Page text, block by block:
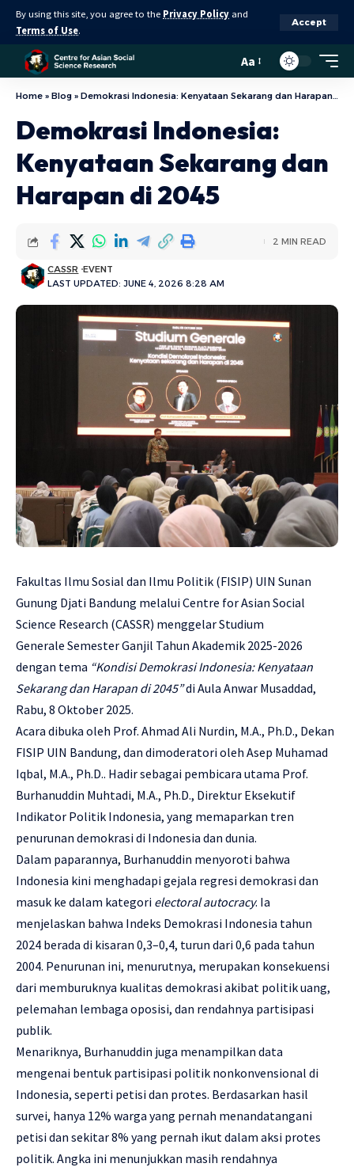
By using this site, you agree to the Privacy Policy and
Terms of Use.
Accept
Aa
Home » Blog » Demokrasi Indonesia: Kenyataan Sekarang dan Harapan di 2045
Demokrasi Indonesia:
Kenyataan Sekarang dan
Harapan di 2045
LAST UPDATED: JUNE 4, 2026 8:28 AM
CASSR EVENT
2 MIN READ
Fakultas Ilmu Sosial dan Ilmu Politik (FISIP) UIN Sunan
Gunung Djati Bandung melalui Centre for Asian Social
Science Research (CASSR) menggelar Studium
Generale Semester Ganjil Tahun Akademik 2025-2026
dengan tema “Kondisi Demokrasi Indonesia: Kenyataan
Sekarang dan Harapan di 2045”di Aula Anwar Musaddad,
Rabu, 8 Oktober 2025.
Acara dibuka oleh Prof. Ahmad Ali Nurdin, M.A., Ph.D., Dekan
FISIP UIN Bandung, dan dimoderatori oleh Asep Muhamad
Iqbal, M.A., Ph.D.. Hadir sebagai pembicara utama Prof.
Burhanuddin Muhtadi, M.A., Ph.D., Direktur Eksekutif
Indikator Politik Indonesia, yang memaparkan tren
penurunan demokrasi di Indonesia dan dunia.
Dalam paparannya, Burhanuddin menyoroti bahwa
Indonesia kini menghadapi gejala regresi demokrasi dan
masuk ke dalam kategori electoral autocracy. Ia
menjelaskan bahwa Indeks Demokrasi Indonesia tahun
2024 berada di kisaran 0,3–0,4, turun dari 0,6 pada tahun
2004. Penurunan ini, menurutnya, merupakan konsekuensi
dari memburuknya kualitas demokrasi akibat politik uang,
pelemahan lembaga oposisi, dan rendahnya partisipasi
publik.
Menariknya, Burhanuddin juga menampilkan data
mengenai bentuk partisipasi politik nonkonvensional di
Indonesia, seperti petisi dan protes. Berdasarkan hasil
survei, hanya 12% warga yang pernah menandatangani
petisi dan sekitar 8% yang pernah ikut dalam aksi protes
politik. Angka ini menunjukkan masih rendahnya